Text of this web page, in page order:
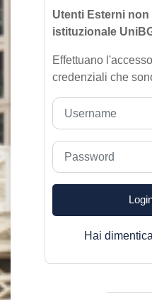
Utenti Esterni non
istituzionale
Effettuano
credenziali che
Username
Password
Hai